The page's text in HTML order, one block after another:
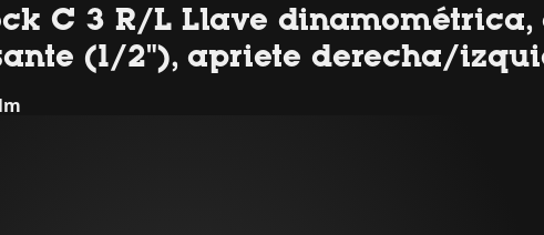
C 3 R/L Llave
(1/2"), apriete derecha/